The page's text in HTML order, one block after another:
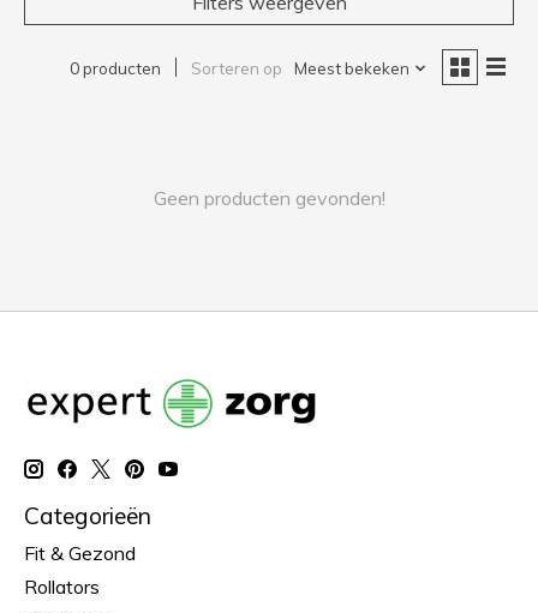
0 producten Sorteren op Meest bekeken
Geen producten gevonden!
Categorieën
Fit & Gezond
Rollators